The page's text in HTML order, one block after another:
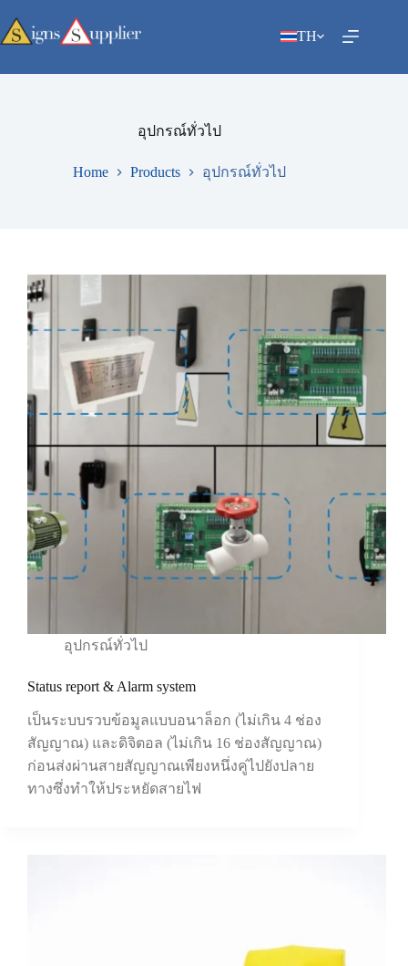
content
TH
อุปกรณ์ทั่วไป
Home Products อุปกรณ์ทั่วไป
อุปกรณ์ทั่วไป
Status report & Alarm system
เป็นระบบรวบข้อมูลแบบอนาล็อก (ไม่เกิน 4 ช่อง
สัญญาณ) และดิจิตอล (ไม่เกิน 16 ช่องสัญญาณ)
ก่อนส่งผ่านสายสัญญาณเพียงหนึ่งคู่ไปยังปลาย
ทางซึ่งทำให้ประหยัดสายไฟ